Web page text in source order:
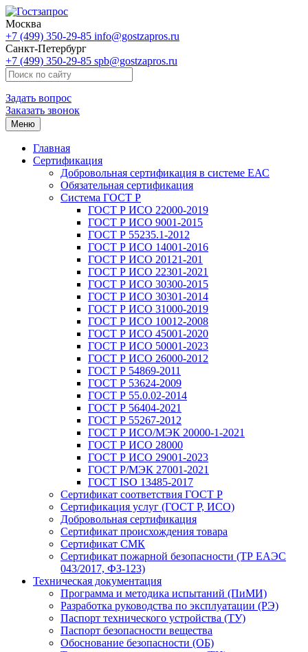
Москва
+7 (499) 350-29-85 info@gostzapros.ru
Санкт-Петербург
+7 (499) 350-29-85 spb@gostzapros.ru
Задать вопрос
Заказать звонок
Меню
Главная
Сертификация
Добровольная сертификация в системе ЕАС
Обязательная сертификация
Система ГОСТ Р
ГОСТ Р ИСО 22000-2019
ГОСТ Р ИСО 9001-2015
ГОСТ Р 55235.1-2012
ГОСТ Р ИСО 14001-2016
ГОСТ Р ИСО 20121-201
ГОСТ Р ИСО 22301-2021
ГОСТ Р ИСО 30300-2015
ГОСТ Р ИСО 30301-2014
ГОСТ Р ИСО 31000-2019
ГОСТ Р ИСО 10012-2008
ГОСТ Р ИСО 45001-2020
ГОСТ Р ИСО 50001-2023
ГОСТ Р ИСО 26000-2012
ГОСТ Р 54869-2011
ГОСТ Р 53624-2009
ГОСТ Р 55.0.02-2014
ГОСТ Р 56404-2021
ГОСТ Р 55267-2012
ГОСТ Р ИСО/МЭК 20000-1-2021
ГОСТ Р ИСО 28000
ГОСТ Р ИСО 29001-2023
ГОСТ Р/МЭК 27001-2021
ГОСТ ISO 13485-2017
Сертификат соответствия ГОСТ Р
Сертификация услуг (ГОСТ Р, ИСО)
Добровольная сертификация
Сертификат происхождения товара
Сертификат СМК
Сертификат пожарной безопасности (ТР ЕАЭС
043/2017, ФЗ-123)
Техническая документация
Программа и методика испытаний (ПиМИ)
Разработка руководства по эксплуатации (РЭ)
Паспорт технического устройства (ТУ)
Паспорт безопасности вещества
Обоснование безопасности (ОБ)